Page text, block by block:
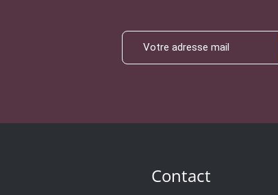
Contact